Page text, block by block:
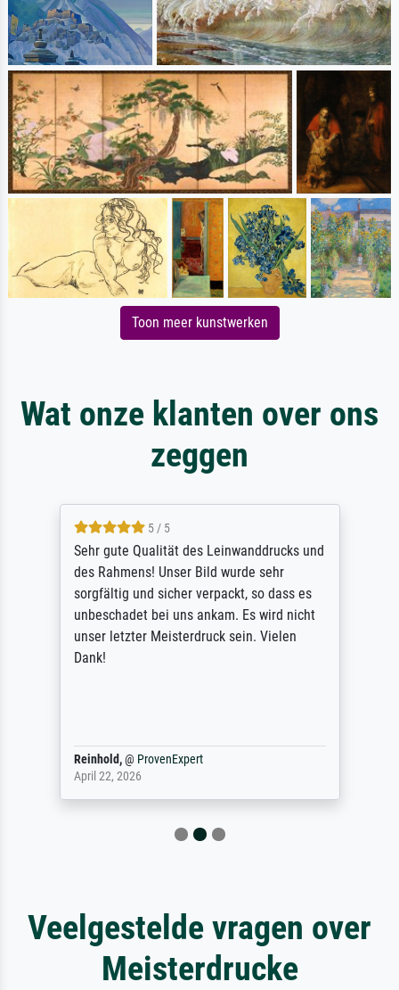
Toon meer kunstwerken
Wat onze klanten over ons
zeggen
5 / 5
Sehr gute Qualität des Leinwanddrucks und
des Rahmens! Unser Bild wurde sehr
sorgfältig und sicher verpackt, so dass es
unbeschadet bei uns ankam. Es wird nicht
unser letzter Meisterdruck sein. Vielen
Dank!
Reinhold,@ ProvenExpert
April 22, 2026
Veelgestelde vragen over
Meisterdrucke